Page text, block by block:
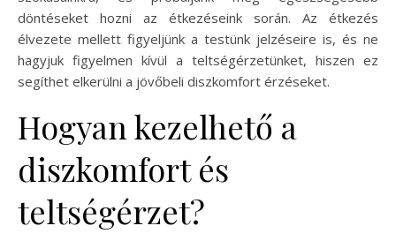
döntéseket hozni az étkezéseink során. Az étkezés
élvezete mellett figyeljünk a testünk jelzéseire is, és ne
hagyjuk figyelmen kívül a teltségérzetünket, hiszen ez
segíthet elkerülni a jövőbeli diszkomfort érzéseket.
Hogyan kezelhető a
diszkomfort és
teltségérzet?